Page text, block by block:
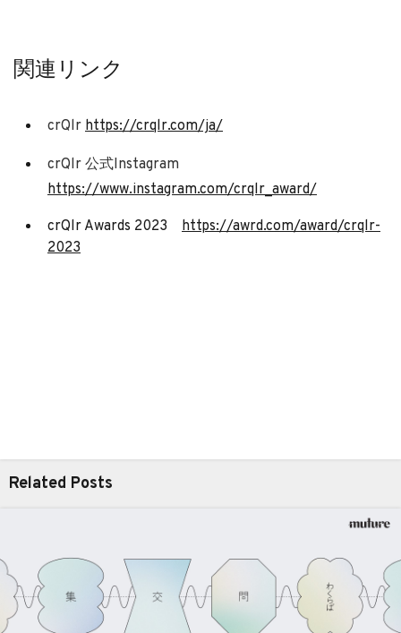
関連リンク
crQlr https://crqlr.com/ja/
crQlr 公式Instagram
https://www.instagram.com/crqlr_award/
crQlr Awards 2023 https://awrd.com/award/crqlr-
2023
Related Posts